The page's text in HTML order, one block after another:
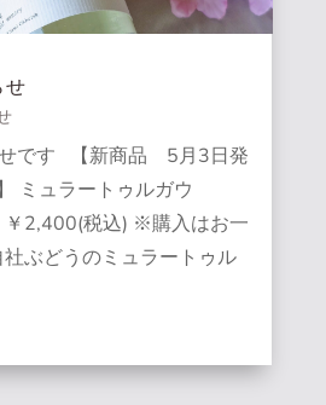
せ
です 【新商品 5月3日発
ミュラートゥルガウ
税込) ※購入はお一
ぶどうのミュラートゥル